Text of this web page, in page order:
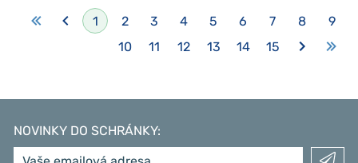
1 2 3 4 5 6 7 8
9
10
11 12 13 14 15
NOVINKY DO SCHRÁNKY: